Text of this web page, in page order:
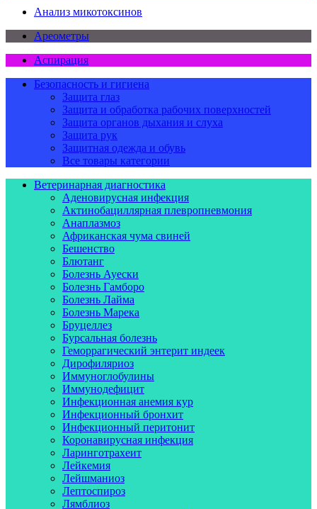
Анализ микотоксинов
Ареометры
Аспирация
Безопасность и гигиена
Защита глаз
Защита и обработка рабочих поверхностей
Защита органов дыхания и слуха
Защита рук
Защитная одежда и обувь
Все товары категории
Ветеринарная диагностика
Аденовирусная инфекция
Актинобациллярная плевропневмония
Анаплазмоз
Африканская чума свиней
Бешенство
Блютанг
Болезнь Ауески
Болезнь Гамборо
Болезнь Лайма
Болезнь Марека
Бруцеллез
Бурсальная болезнь
Геморрагический энтерит индеек
Дирофиляриоз
Иммуноглобулины
Иммунодефицит
Инфекционная анемия кур
Инфекционный бронхит
Инфекционный перитонит
Коронавирусная инфекция
Ларинготрахеит
Лейкемия
Лейшманиоз
Лептоспироз
Лямблиоз